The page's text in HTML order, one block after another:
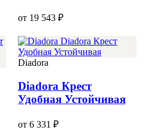
от 19 543 ₽
Diadora
Diadora Крест
Удобная Устойчивая
от 6 331 ₽